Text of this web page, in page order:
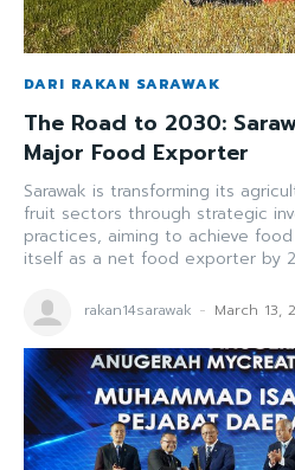
DARI RAKAN SARAWAK
The Road to 2030:
Major Food Exporter
Sarawak is transforming its
fruit sectors through strategic
practices, aiming to achieve
itself as a net food exporter by
rakan14sarawak - March 13,